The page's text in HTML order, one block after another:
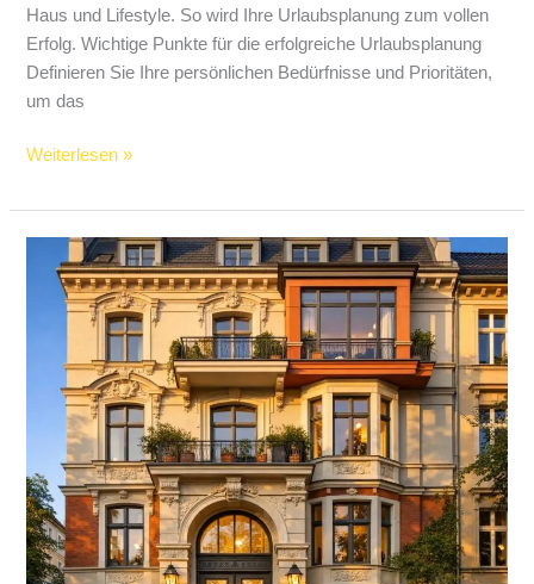
Haus und Lifestyle. So wird Ihre Urlaubsplanung zum vollen
Erfolg. Wichtige Punkte für die erfolgreiche Urlaubsplanung
Definieren Sie Ihre persönlichen Bedürfnisse und Prioritäten,
um das
Weiterlesen »
Komplettsanierung
Altbauten
Berlin:
Tipps
Ideen